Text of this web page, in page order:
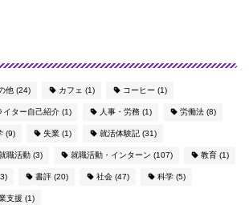
他 (24) カフェ (1) コーヒー (1)
イター自己紹介 (1) 人事・労務 (1) 労働法 (8)
(9) 失業 (1) 就活体験記 (31)
職活動 (3) 就職活動・インターン (107) 教育 (1)
書評 (20) 社会 (47) 科学 (5)
支援 (1)